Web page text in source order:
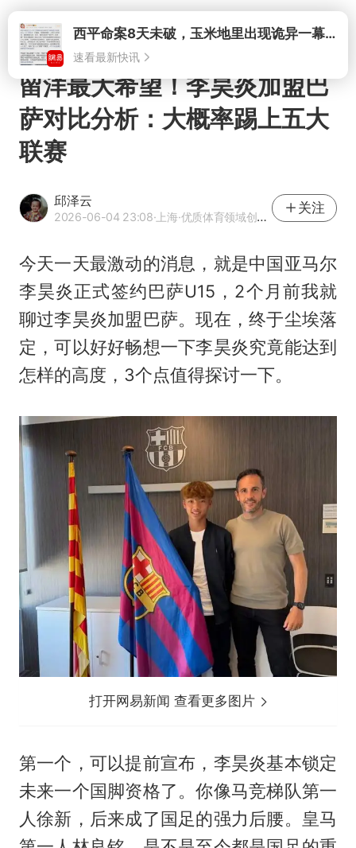
打开
留洋最大希望！李昊炎加盟巴
萨对比分析：大概率踢上五大
联赛
邱泽云
2026-06-04 23:08·上海·优质体育领域创作者
关注
今天一天最激动的消息，就是中国亚马尔
李昊炎正式签约巴萨U15，2个月前我就
聊过李昊炎加盟巴萨。现在，终于尘埃落
定，可以好好畅想一下李昊炎究竟能达到
怎样的高度，3个点值得探讨一下。
打开网易新闻 查看更多图片
第一个，可以提前宣布，李昊炎基本锁定
未来一个国脚资格了。你像马竞梯队第一
人徐新，后来成了国足的强力后腰。皇马